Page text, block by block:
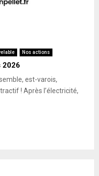
Nos actions
2026
est-varois,
! Après l’électricité,